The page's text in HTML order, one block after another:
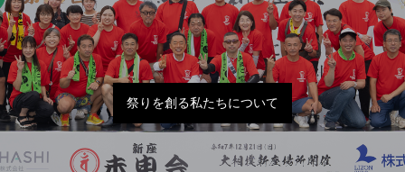
祭りを創る私たちについて